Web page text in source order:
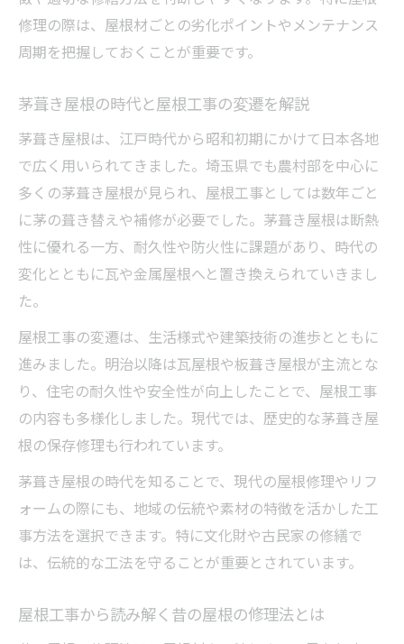
屋根工事でわかる瓦屋根の耐久性と魅力
屋根工事の進化に伴う瓦屋根の修理方法の
修繕に生かす屋根工事の歴史的教訓
屋根工事の歴史から修繕に役立つ知恵を学
ぶ
屋根工事で培われた修繕判断の基準を知る
屋根工事の歴史的教訓が今に生きる理由
屋根工事と修繕サイクルの関係性を理解す
る
方法
修理の際は、屋根材ごとの劣化ポイントやメンテナンス
周期を把握しておくことが重要です。
茅葺き屋根の時代と屋根工事の変遷を解説
茅葺き屋根は、江戸時代から昭和初期にかけて日本各地
で広く用いられてきました。埼玉県でも農村部を中心に
多くの茅葺き屋根が見られ、屋根工事としては数年ごと
に茅の葺き替えや補修が必要でした。茅葺き屋根は断熱
性に優れる一方、耐久性や防火性に課題があり、時代の
変化とともに瓦や金属屋根へと置き換えられていきまし
た。
屋根工事の変遷は、生活様式や建築技術の進歩とともに
進みました。明治以降は瓦屋根や板葺き屋根が主流とな
り、住宅の耐久性や安全性が向上したことで、屋根工事
の内容も多様化しました。現代では、歴史的な茅葺き屋
根の保存修理も行われています。
茅葺き屋根の時代を知ることで、現代の屋根修理やリフ
ォームの際にも、地域の伝統や素材の特徴を活かした工
事方法を選択できます。特に文化財や古民家の修繕で
は、伝統的な工法を守ることが重要とされています。
屋根工事から読み解く昔の屋根の修理法とは